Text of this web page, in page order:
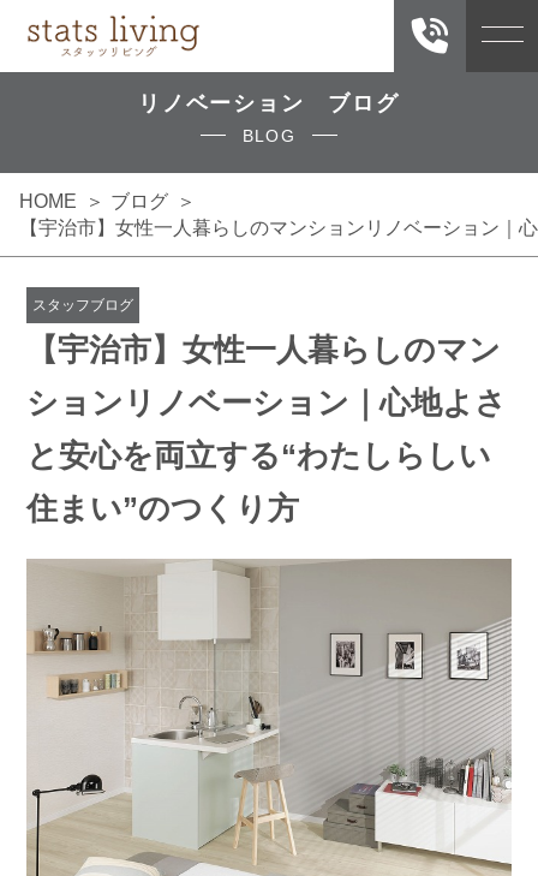
リノベーション ブログ
BLOG
HOME
ブログ
【宇治市】女性一人暮らしのマンションリノベーション｜
スタッフブログ
【宇治市】女性一人暮らしのマン
ションリノベーション｜心地よさ
と安心を両立する“わたしらしい
住まい”のつくり方